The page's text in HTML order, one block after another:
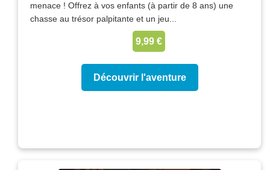
menace ! Offrez à vos enfants (à partir de 8 ans) une
chasse au trésor palpitante et un jeu...
9,99 €
Découvrir l'aventure